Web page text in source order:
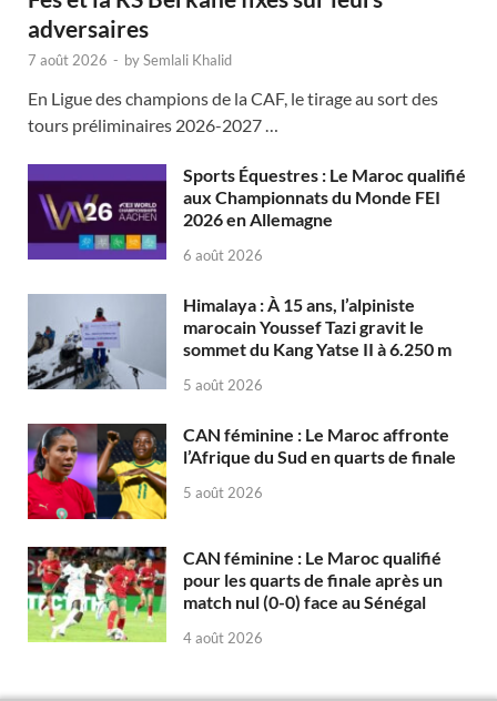
adversaires
7 août 2026 - bySemlali Khalid
En Ligue des champions de la CAF, le tirage au sort des
tours préliminaires 2026-2027 …
Sports Équestres : Le Maroc qualifié
aux Championnats du Monde FEI
2026 en Allemagne
6 août 2026
Himalaya : À 15 ans, l’alpiniste
marocain Youssef Tazi gravit le
sommet du Kang Yatse II à 6.250 m
5 août 2026
CAN féminine : Le Maroc affronte
l’Afrique du Sud en quarts de finale
5 août 2026
CAN féminine : Le Maroc qualifié
pour les quarts de finale après un
match nul (0-0) face au Sénégal
4 août 2026